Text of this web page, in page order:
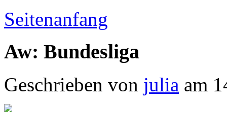
Seitenanfang
Aw: Bundesliga
Geschrieben von julia am